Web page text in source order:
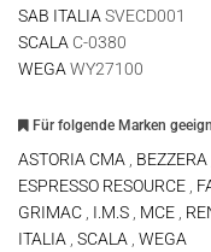
SAB ITALIA SVECD001
SCALA C-0380
WEGA WY27100
Für folgende Marken
ASTORIA CMA BEZZERA
ESPRESSO RESOURCE
GRIMAC
I.M.S MCE
ITALIA
SCALA
WEGA